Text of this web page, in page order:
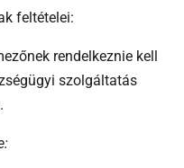
feltételei:
rendelkeznie kell
szolgáltatás